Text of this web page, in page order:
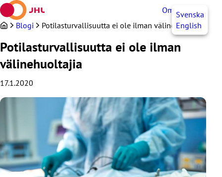
Siirry
sisältöön
OmaJHLSvenska
English
Blogi Potilasturvallisuutta ei ole ilman välinehuoltajia
Potilasturvallisuutta ei ole ilman
välinehuoltajia
17.1.2020